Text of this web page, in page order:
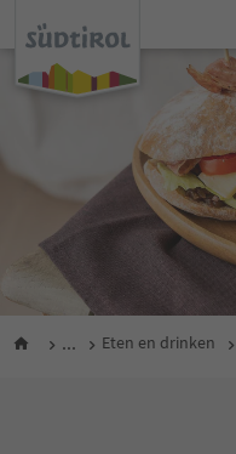
... Eten en drinken